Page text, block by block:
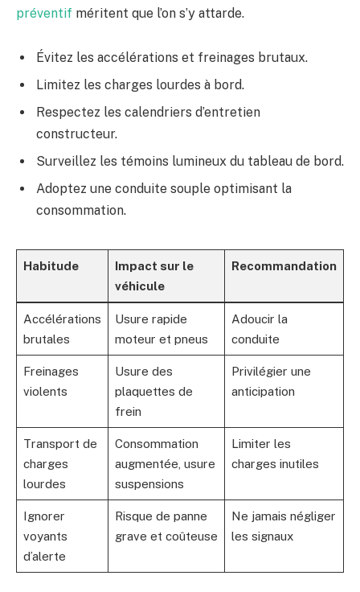
préventif méritent que l’on s’y attarde.
Évitez les accélérations et freinages brutaux.
Limitez les charges lourdes à bord.
Respectez les calendriers d’entretien
constructeur.
Surveillez les témoins lumineux du tableau de bord.
Adoptez une conduite souple optimisant la
consommation.
Habitude
Impact sur le
véhicule
Recommandation
Accélérations
brutales
Usure rapide
moteur et pneus
Adoucir la
conduite
Freinages
violents
Usure des
plaquettes de
frein
Privilégier une
anticipation
Transport de
charges
lourdes
Consommation
augmentée, usure
suspensions
Limiter les
charges inutiles
Ignorer
voyants
d’alerte
Risque de panne
grave et coûteuse
Ne jamais négliger
les signaux